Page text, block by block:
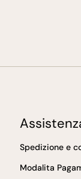
Spedizione e
Modalita